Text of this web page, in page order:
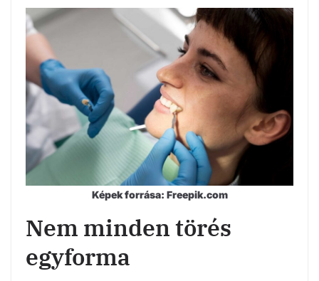
Képek forrása: Freepik.com
Nem minden törés
egyforma